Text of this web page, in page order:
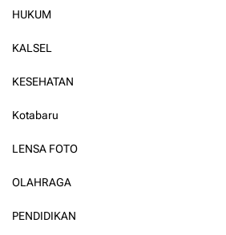
HUKUM
KALSEL
KESEHATAN
Kotabaru
LENSA FOTO
OLAHRAGA
PENDIDIKAN